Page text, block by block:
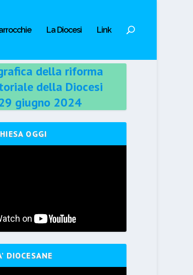
La Diocesi Link
della riforma
della Diocesi
giugno 2024
OGGI
DIOCESANE